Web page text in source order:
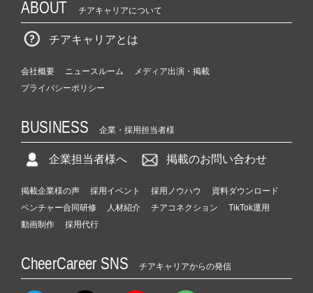
ABOUT チアキャリアについて
チアキャリアとは
会社概要 ニュースルーム
メディア出演・掲載
プライバシーポリシー
BUSINESS 企業・採用担当者様
企業担当者様へ 掲載のお問い合わせ
掲載企業様の声 採用イベント 採用ノウハウ
資料ダウンロード
ベンチャー合同研修
人材紹介 チアコネクション
TikTok運用
動画制作
採用代行
CheerCareer SNS チアキャリアからの発信